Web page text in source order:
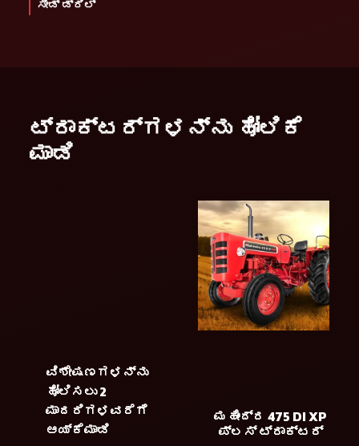
ಸೀಡ್ ಡ್ರಿಲ್
ಟ್ರಾಕ್ಟರ್ಗಳನ್ನು ಹೋಲಿಕೆ
ಮಾಡಿ
ವಿಶೇಷಣಗಳನ್ನು
ಹೋಲಿಸಲು 2
ಮಾದರಿಗಳವರೆಗೆ
ಆಯ್ಕೆಮಾಡಿ
ಮಹೀಂದ್ರ 475 DI XP
ಪ್ಲಸ್ ಟ್ರಾಕ್ಟರ್